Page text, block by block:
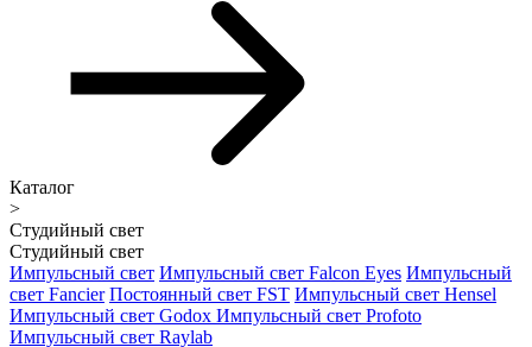
Каталог
>
Студийный свет
Студийный свет
Импульсный свет Импульсный свет Falcon Eyes Импульсный
свет Fancier Постоянный свет FST Импульсный свет Hensel
Импульсный свет Godox Импульсный свет Profoto
Импульсный свет Raylab